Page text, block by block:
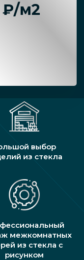
₽/м2
выбор
из стекла
межкомнатных
из стекла с
рисунком